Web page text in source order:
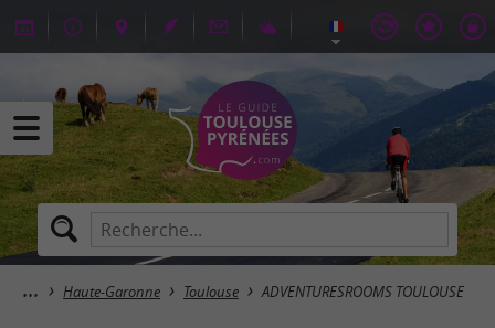
Haute-Garonne Toulouse ADVENTURESROOMS TOULOUSE